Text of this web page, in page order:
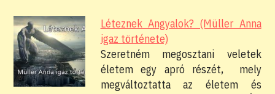
Léteznek Angyalok? (Müller Anna
igaz története)
Szeretném megosztani veletek
életem egy apró részét, mely
megváltoztatta az életem és